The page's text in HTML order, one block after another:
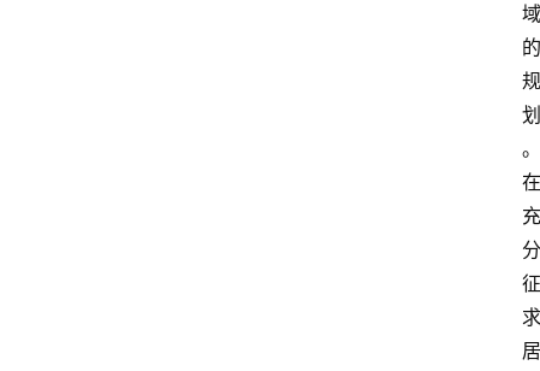
域
的
规
划
。
在
充
分
征
求
居